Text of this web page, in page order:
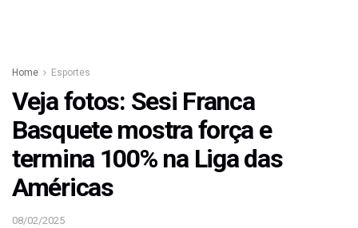
Home Esportes
Veja fotos: Sesi Franca
Basquete mostra força e
termina 100% na Liga das
Américas
08/02/2025